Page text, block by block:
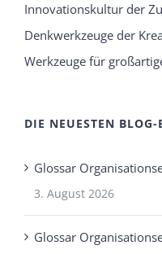
Innovationskultur der
Denkwerkzeuge der
Werkzeuge für
DIE NEUESTEN BLOG-
Glossar
3. August 2026
Glossar